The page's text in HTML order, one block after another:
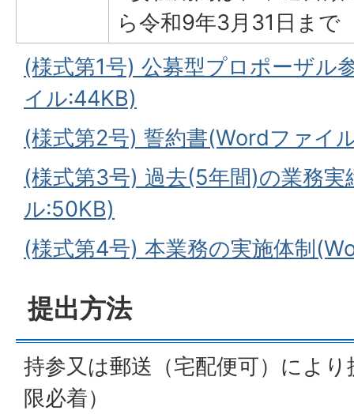
ら令和9年3月31日まで
(様式第1号) 公募型プロポーザル
イル:44KB)
(様式第2号) 誓約書(Wordファイ
(様式第3号) 過去(5年間)の業務
ル:50KB)
(様式第4号) 本業務の実施体制
提出方法
持参又は郵送（宅配便可）によ
限必着）